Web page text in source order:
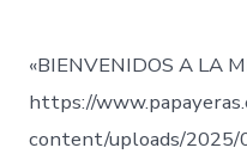
«BIENVENIDOS A LA
https://
content/uploads/